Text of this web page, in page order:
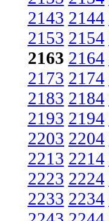
2143 2144
2153 2154
2163 2164
2173 2174
2183 2184
2193 2194
2203 2204
2213 2214
2223 2224
2233 2234